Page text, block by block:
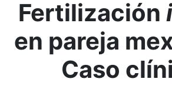
Fertilización​
en pareja
Caso